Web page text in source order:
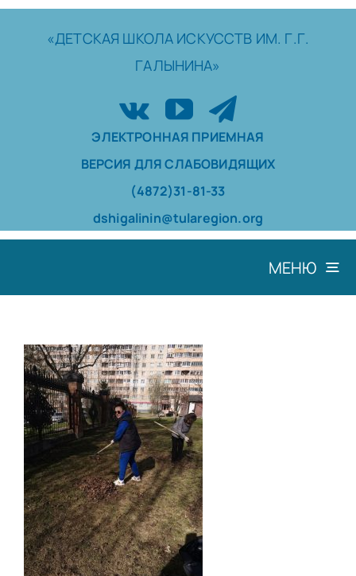
Skip
«ДЕТСКАЯ ШКОЛА ИСКУССТВ ИМ. Г.Г.
ГАЛЫНИНА»
ЭЛЕКТРОННАЯ ПРИЕМНАЯ
ВЕРСИЯ ДЛЯ СЛАБОВИДЯЩИХ
(4872)31-81-33
dshigalinin@tularegion.org
МЕНЮ
НАШИ ПРОЕКТЫ
О ПРИЕМЕ
ОБУЧАЮЩИМСЯ
СВЕДЕНИЯ ОБ ОО
КОНТАКТЫ
ОТЗЫВЫ